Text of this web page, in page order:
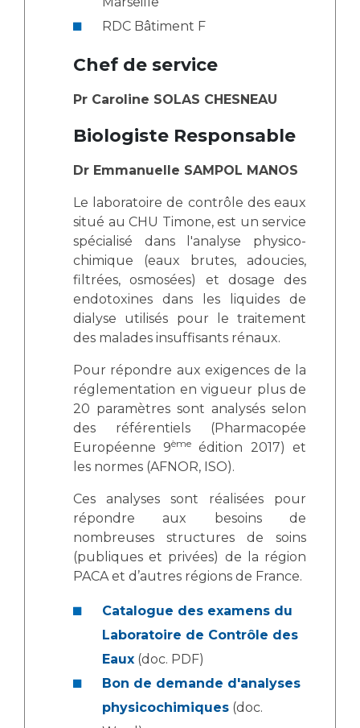
Salon des familles
Transports sanitaires
Pôle Médecine Physique et Réadaptation
Accueil sourds et malentendants
Charte Romain Jacob
Mouvement Parcours Handicap 13
Activité physique
Cancer
Médecine nucléaire
Maladies rares
Maternité Hôpital Nord
Vos représentants
Le projet des usagers
Les structures de recherche
Écoles et Instituts de Formation
Plateforme des internes
Adresser un patient
Réseaux de soins
Adresser un examen au Laboratoire de Biologie
Médicale
Radiologie / Imagerie
Cancérologie
Les pôles d'activité médicale
Anatomie et Cytologie Pathologiques
Adresser un examen au Laboratoire d'Infectiologie
Centres de référence Maladies Rares
Plateforme d'Expertise Maladies Rares
Presse / Multimédia
Communiqués de presse
Dossiers de presse
Fournisseurs
Rôles et missions
RDC Bâtiment F
Chef de service
Pr Caroline SOLAS CHESNEAU
Biologiste Responsable
Dr Emmanuelle SAMPOL MANOS
Le laboratoire de contrôle des eaux
situé au CHU Timone, est un service
spécialisé dans l'analyse physico-
chimique (eaux brutes, adoucies,
filtrées, osmosées) et dosage des
endotoxines dans les liquides de
dialyse utilisés pour le traitement
des malades insuffisants rénaux.
Pour répondre aux exigences de la
réglementation en vigueur plus de
20 paramètres sont analysés selon
des référentiels (Pharmacopée
Européenne 9ème édition 2017) et
les normes (AFNOR, ISO).
Ces analyses sont réalisées pour
répondre aux besoins de
nombreuses structures de soins
(publiques et privées) de la région
PACA et d’autres régions de France.
Catalogue des examens du
Laboratoire de Contrôle des
Eaux (doc. PDF)
Bon de demande d'analyses
physicochimiques (doc.